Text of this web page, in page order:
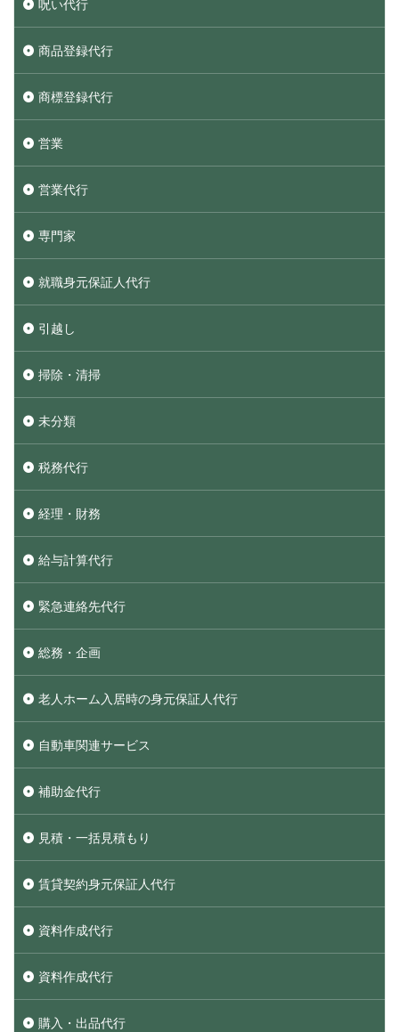
呪い代行
商品登録代行
商標登録代行
営業
営業代行
専門家
就職身元保証人代行
引越し
掃除・清掃
未分類
税務代行
経理・財務
給与計算代行
緊急連絡先代行
総務・企画
老人ホーム入居時の身元保証人代行
自動車関連サービス
補助金代行
見積・一括見積もり
賃貸契約身元保証人代行
資料作成代行
資料作成代行
購入・出品代行